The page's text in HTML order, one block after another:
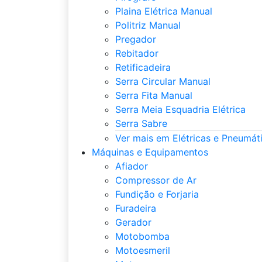
Plaina Elétrica Manual
Politriz Manual
Pregador
Rebitador
Retificadeira
Serra Circular Manual
Serra Fita Manual
Serra Meia Esquadria Elétrica
Serra Sabre
Ver mais em Elétricas e
Máquinas e Equipamentos
Afiador
Compressor de Ar
Fundição e Forjaria
Furadeira
Gerador
Motobomba
Motoesmeril